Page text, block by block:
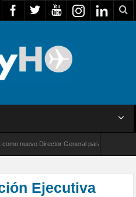
Director General para América Latina
Ejecutiva